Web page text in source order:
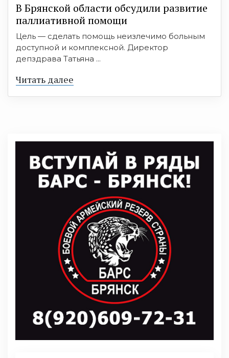
В Брянской области обсудили развитие
паллиативной помощи
Цель — сделать помощь неизлечимо больным
доступной и комплексной. Директор
депздрава Татьяна ...
Читать далее